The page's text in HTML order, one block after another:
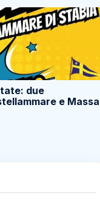
due
e Massa